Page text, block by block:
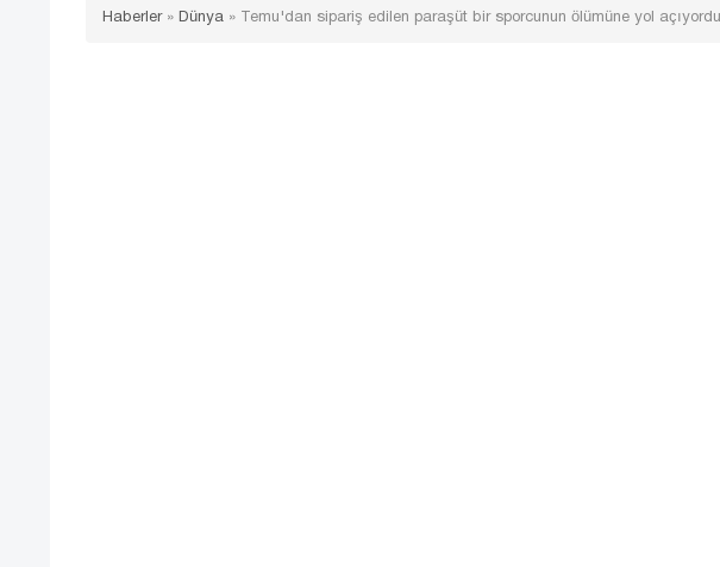
Haberler» Dünya » Temu'dan sipariş edilen paraşüt bir sporcunun ölümüne yol açıyordu